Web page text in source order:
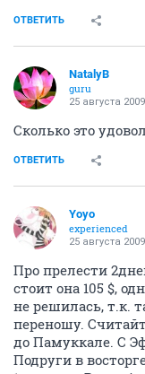
ОТВЕТИТЬ
NatalyB
guru
25 августа 2009
Сколько это
ОТВЕТИТЬ
Yoyo
experienced
25 августа 2009
Про прелести
стоит она 105 $,
не решилась, т.к.
переношу.
до Памуккале. С
Подруги в